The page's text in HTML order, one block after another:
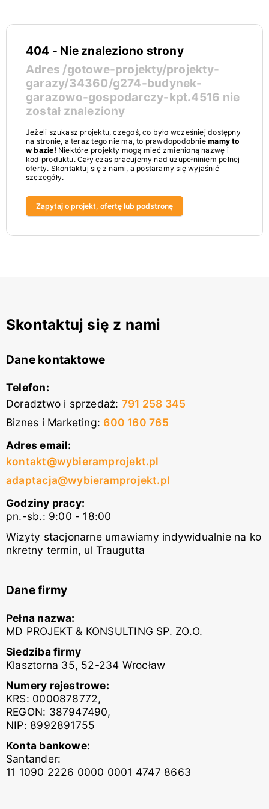
404 - Nie znaleziono strony
Adres /gotowe-projekty/projekty-
garazy/34360/g274-budynek-
garazowo-gospodarczy-kpt.4516 nie
został znaleziony
Jeżeli szukasz projektu, czegoś, co było wcześniej dostępny
na stronie, a teraz tego nie ma, to prawdopodobniemamy to
w bazie! Niektóre projekty mogą mieć zmienioną nazwę i
kod produktu. Cały czas pracujemy nad uzupełniniem pełnej
oferty. Skontaktuj się z nami, a postaramy się wyjaśnić
szczegóły.
Zapytaj o projekt, ofertę lub podstronę
Skontaktuj się z nami
Dane kontaktowe
Telefon:
Doradztwo i sprzedaż: 791 258 345
Biznes i Marketing: 600 160 765
Adres email:
kontakt@wybieramprojekt.pl
adaptacja@wybieramprojekt.pl
Godziny pracy:
pn.-sb.: 9:00 - 18:00
Wizyty stacjonarne umawiamy indywidualnie na ko
nkretny termin, ul Traugutta
Dane firmy
Pełna nazwa:
MD PROJEKT & KONSULTING SP. ZO.O.
Siedziba firmy
Klasztorna 35, 52-234 Wrocław
Numery rejestrowe:
KRS: 0000878772,
REGON: 387947490,
NIP: 8992891755
Konta bankowe:
Santander:
11 1090 2226 0000 0001 4747 8663